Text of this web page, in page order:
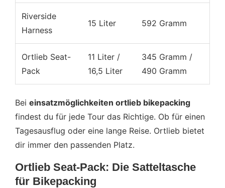
Riverside
Harness
15 Liter 592 Gramm
Ortlieb Seat-
Pack
11 Liter /
16,5 Liter
345 Gramm /
490 Gramm
Bei einsatzmöglichkeiten ortlieb bikepacking
findest du für jede Tour das Richtige. Ob für einen
Tagesausflug oder eine lange Reise. Ortlieb bietet
dir immer den passenden Platz.
Ortlieb Seat-Pack: Die Satteltasche
für Bikepacking